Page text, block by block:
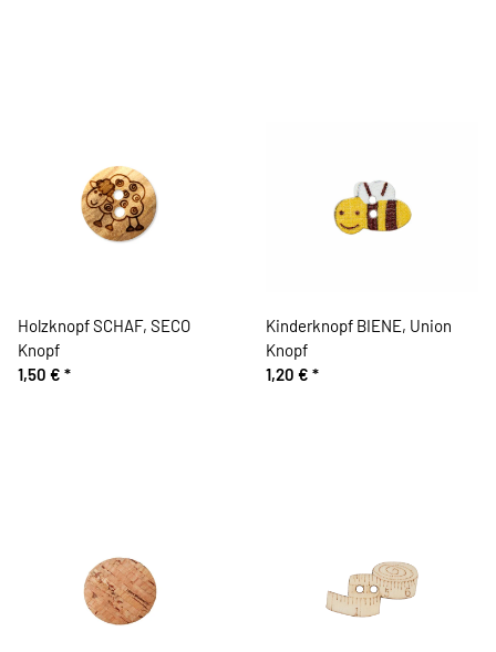
Holzknopf SCHAF, SECO
Knopf
1,50 € *
Kinderknopf BIENE, Union
Knopf
1,20 € *